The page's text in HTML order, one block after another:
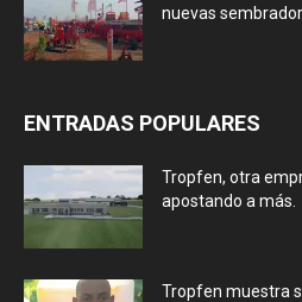
nuevas
ENTRADAS POPULARES
Tropfen, otra
apostando a más.
Tropfen muestra